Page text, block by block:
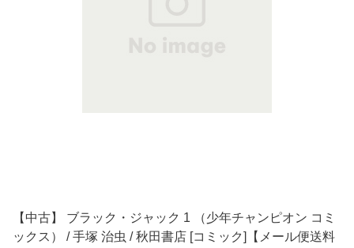
【中古】 ブラック・ジャック 1 （少年チャンピオン コミ
ックス） / 手塚 治虫 / 秋田書店 [コミック]【メール便送料